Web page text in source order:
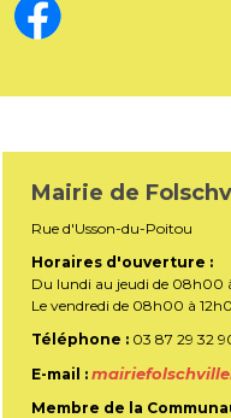
Mairie de
Rue d'Usson-du-Poitou
Horaires d'ouverture :
Du lundi au jeudi de 08h00
Le vendredi de 08h00 à
Téléphone : 03 87 29 32
E-mail :
Membre de la